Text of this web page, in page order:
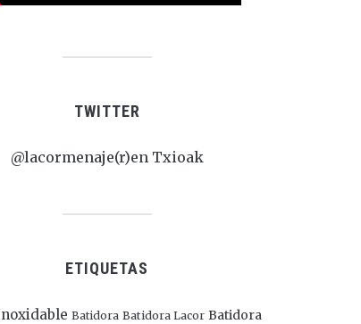
TWITTER
@lacormenaje(r)en Txioak
ETIQUETAS
Batidora Batidora Lacor Batidora